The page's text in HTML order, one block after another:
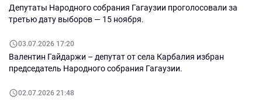
Депутаты Народного собрания Гагаузии проголосовали за
третью дату выборов — 15 ноября.
03.07.2026 17:20
Валентин Гайдаржи – депутат от села Карбалия избран
председатель Народного собрания Гагаузии.
02.07.2026 21:48